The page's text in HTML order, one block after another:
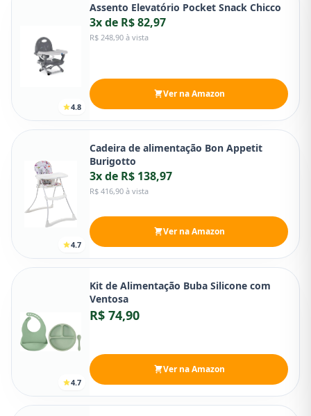
4.8
Assento Elevatório Pocket Snack Chicco
3x de R$ 82,97
R$ 248,90 à vista
Ver na Amazon
4.7
Cadeira de alimentação Bon Appetit
Burigotto
3x de R$ 138,97
R$ 416,90 à vista
Ver na Amazon
4.7
Kit de Alimentação Buba Silicone com
Ventosa
R$ 74,90
Ver na Amazon